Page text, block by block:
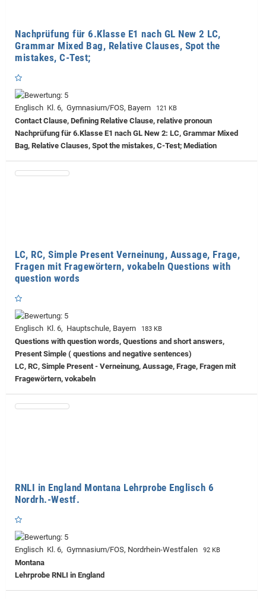
Nachprüfung für 6.Klasse E1 nach GL New 2 LC,
Grammar Mixed Bag, Relative Clauses, Spot the
mistakes, C-Test;
Englisch Kl. 6, Gymnasium/FOS, Bayern 121 KB
Contact Clause, Defining Relative Clause, relative pronoun
Nachprüfung für 6.Klasse E1 nach GL New 2: LC, Grammar Mixed
Bag, Relative Clauses, Spot the mistakes, C-Test; Mediation
LC, RC, Simple Present Verneinung, Aussage, Frage,
Fragen mit Fragewörtern, vokabeln Questions with
question words
Englisch Kl. 6, Hauptschule, Bayern 183 KB
Questions with question words, Questions and short answers,
Present Simple ( questions and negative sentences)
LC, RC, Simple Present - Verneinung, Aussage, Frage, Fragen mit
Fragewörtern, vokabeln
RNLI in England Montana Lehrprobe Englisch 6
Nordrh.-Westf.
Englisch Kl. 6, Gymnasium/FOS, Nordrhein-Westfalen 92 KB
Montana
Lehrprobe RNLI in England